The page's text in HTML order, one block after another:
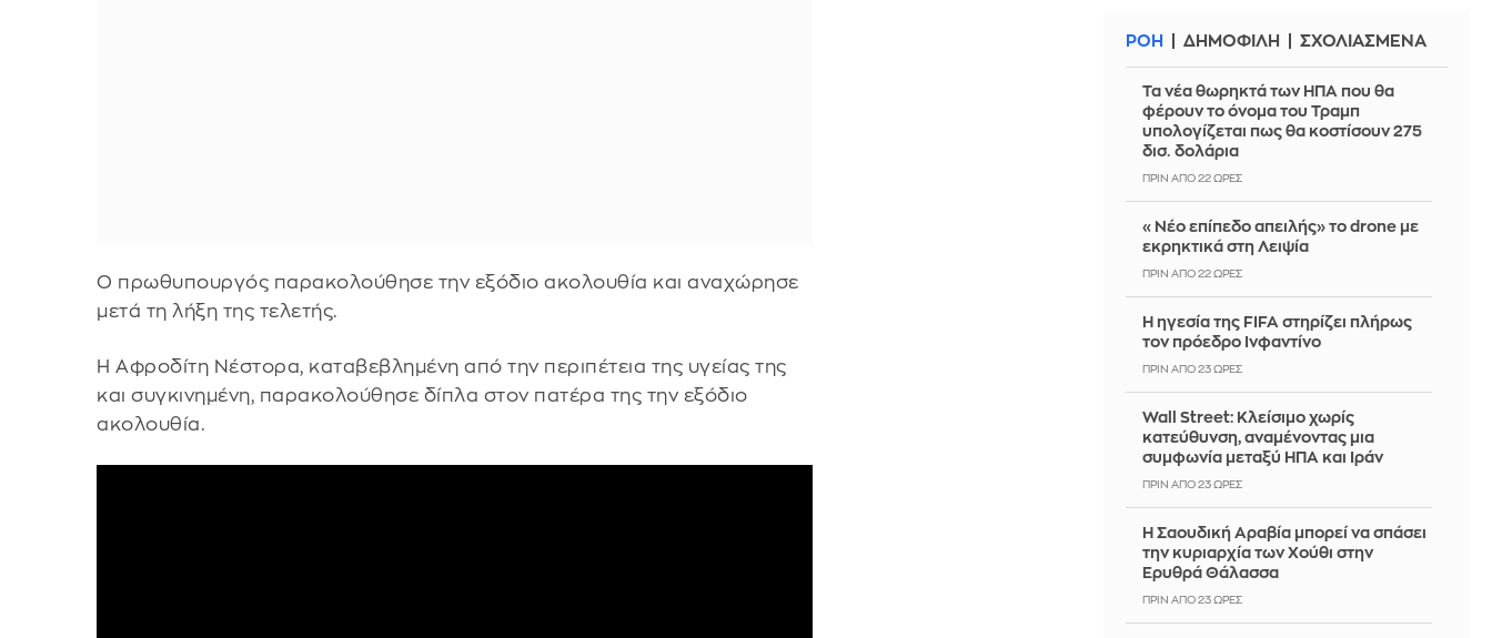
Ο πρωθυπουργός παρακολούθησε την εξόδιο ακολουθία και αναχώρησε
μετά τη λήξη της τελετής.
Η Αφροδίτη Νέστορα, καταβεβλημένη από την περιπέτεια της υγείας της
και συγκινημένη, παρακολούθησε δίπλα στον πατέρα της την εξόδιο
ακολουθία.
ΡΟΗ ΔΗΜΟΦΙΛΗ ΣΧΟΛΙΑΣΜΕΝΑ
Τα νέα θωρηκτά των ΗΠΑ που θα
φέρουν το όνομα του Τραμπ
υπολογίζεται πως θα κοστίσουν 275
δισ. δολάρια
ΠΡΙΝ ΑΠΌ 22 ΏΡΕΣ
«Νέο επίπεδο απειλής» το drone με
εκρηκτικά στη Λειψία
ΠΡΙΝ ΑΠΌ 22 ΏΡΕΣ
Η ηγεσία της FIFA στηρίζει πλήρως
τον πρόεδρο Ινφαντίνο
ΠΡΙΝ ΑΠΌ 23 ΏΡΕΣ
Wall Street: Κλείσιμο χωρίς
κατεύθυνση, αναμένοντας μια
συμφωνία μεταξύ ΗΠΑ και Ιράν
ΠΡΙΝ ΑΠΌ 23 ΏΡΕΣ
Η Σαουδική Αραβία μπορεί να σπάσει
την κυριαρχία των Χούθι στην
Ερυθρά Θάλασσα
ΠΡΙΝ ΑΠΌ 23 ΏΡΕΣ